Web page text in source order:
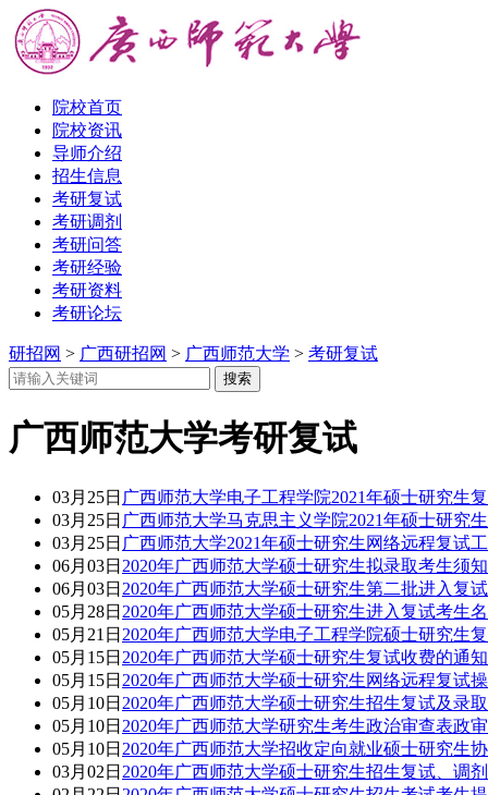
院校首页
院校资讯
导师介绍
招生信息
考研复试
考研调剂
考研问答
考研经验
考研资料
考研论坛
研招网 > 广西研招网 > 广西师范大学 > 考研复试
广西师范大学考研复试
03月25日 广西师范大学电子工程学院2021年硕士研究生
03月25日 广西师范大学马克思主义学院2021年硕士研究
03月25日 广西师范大学2021年硕士研究生网络远程复试
06月03日 2020年广西师范大学硕士研究生拟录取考生须知
06月03日 2020年广西师范大学硕士研究生第二批进入复
05月28日 2020年广西师范大学硕士研究生进入复试考生
05月21日 2020年广西师范大学电子工程学院硕士研究生
05月15日 2020年广西师范大学硕士研究生复试收费的通知
05月15日 2020年广西师范大学硕士研究生网络远程复试
05月10日 2020年广西师范大学硕士研究生招生复试及录
05月10日 2020年广西师范大学研究生考生政治审查表政
05月10日 2020年广西师范大学招收定向就业硕士研究生
03月02日 2020年广西师范大学硕士研究生招生复试、调